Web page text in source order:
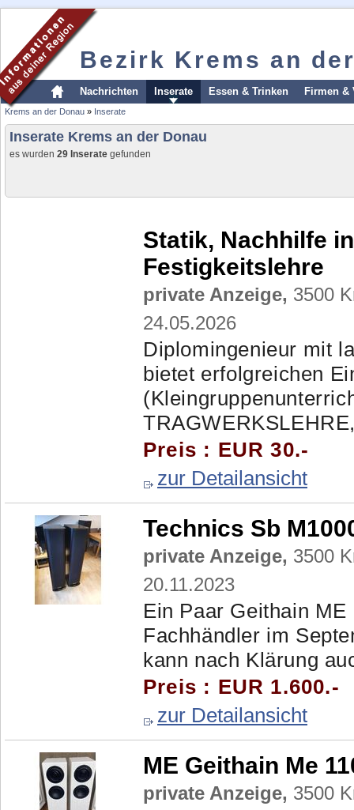
Bezirk Krems an
Nachrichten Inserate Essen & Trinken Firmen &
Krems an der Donau » Inserate
Inserate Krems an der Donau
es wurden 29 Inserate gefunden
Statik, Nachhilfe
Festigkeitslehre
private Anzeige, 3500
24.05.2026
Diplomingenieur mit
bietet erfolgreichen
Preis : EUR 30.-
zur Detailansicht
Technics Sb
private Anzeige, 3500
20.11.2023
Ein Paar Geithain
Fachhändler im
kann nach Klärung
Preis : EUR 1.600.-
zur Detailansicht
ME Geithain Me
private Anzeige, 3500